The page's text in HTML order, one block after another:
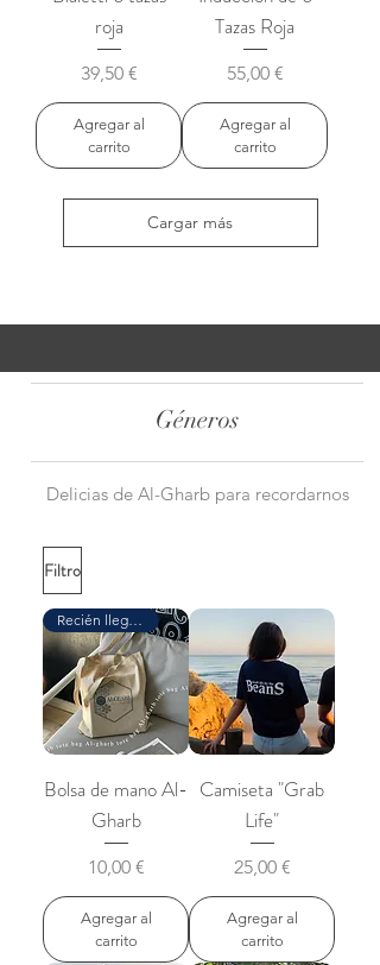
roja
Precio
39,50 €
Agregar al
carrito
Tazas Roja
Precio
55,00 €
Agregar al
carrito
Cargar más
Géneros
Delicias de Al-Gharb para recordarnos
Filtro
Recién llegado
Bolsa de mano Al-
Gharb
Precio
10,00 €
Agregar al
carrito
Camiseta "Grab
Life"
Precio
25,00 €
Agregar al
carrito